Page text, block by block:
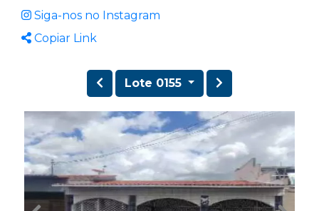
Siga-nos no Instagram
Copiar Link
Lote 0155